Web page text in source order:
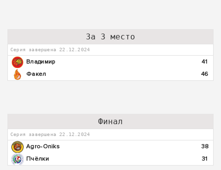
За 3 место
Серия завершена 22.12.2024
Владимир
41
Факел
46
Финал
Серия завершена 22.12.2024
Agro-Oniks
38
Пчёлки
31